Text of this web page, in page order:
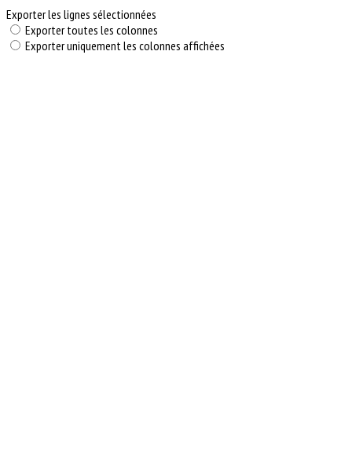
Exporter les lignes sélectionnées
Exporter toutes les colonnes
Exporter uniquement les colonnes affichées